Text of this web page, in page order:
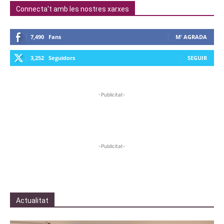
Connecta't amb les nostres xarxes
7,490 Fans M' AGRADA
3,252 Seguidors SEGUIR
-Publicitat-
-Publicitat-
Actualitat